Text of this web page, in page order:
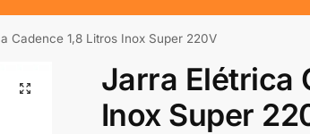
Cadence 1,8 Litros Inox Super 220V
Jarra Elétrica
Inox Super